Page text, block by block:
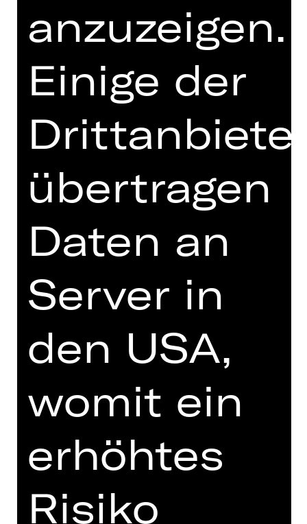
aufgrund seines jüdischen Glaubens
aus dem Verein ausgeschlossen ist.
Und ausgerechnet dieses Dokument
trug er auf seiner mehrjährigen Flucht
bis in die USA bei sich – wie sehr
muss ihn der Ausschluss getroffen
haben?
Salomons Geschichte ist eine von 142
die Publikation „Heulen mit den
Wölfen“ von Bernd Siegler gewidmet
in der Regie von Ron Zimmering ein
Kaleidoskop aktueller
Verein mein Verein? Wie und weshalb
wirkt Fußball identitätsstiftend und
Denn längst wirkt Fußball in den
Diskursen, die er anstößt, weit über
das Sportliche hinaus: Wer welche
Nationalität wieso hat, die Hymne
mitsingt, homosexuell ist, in der
öffentlich diskutiert.
Vereinsmitglieder und 1. FCN-
Kenner*innen bringen in dieser
anzuzeigen.
Einige der
übertragen
Daten an
Server in
den USA,
womit ein
erhöhtes
Risiko